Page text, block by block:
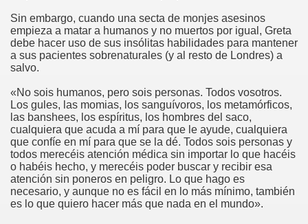
Sin embargo, cuando una secta de monjes asesinos
empieza a matar a humanos y no muertos por igual, Greta
debe hacer uso de sus insólitas habilidades para mantener
a sus pacientes sobrenaturales (y al resto de Londres) a
salvo.
«No sois humanos, pero sois personas. Todos vosotros.
Los gules, las momias, los sanguívoros, los metamórficos,
las banshees, los espíritus, los hombres del saco,
cualquiera que acuda a mí para que le ayude, cualquiera
que confíe en mí para que se la dé. Todos sois personas y
todos merecéis atención médica sin importar lo que hacéis
o habéis hecho, y merecéis poder buscar y recibir esa
atención sin poneros en peligro. Lo que hago es
necesario, y aunque no es fácil en lo más mínimo, también
es lo que quiero hacer más que nada en el mundo».